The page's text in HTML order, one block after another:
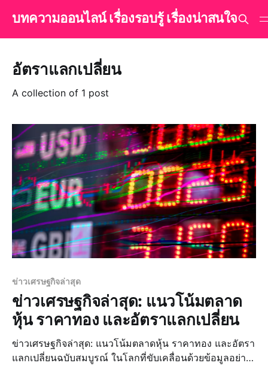
บทความออนไลน์ เรื่องรอบรู้ เรื่องน่าสนใจ
อัตราแลกเปลี่ยน
A collection of 1 post
ข่าวเศรษฐกิจล่าสุด
ข่าวเศรษฐกิจล่าสุด: แนวโน้มตลาด
หุ้น ราคาทอง และอัตราแลกเปลี่ยน
ข่าวเศรษฐกิจล่าสุด: แนวโน้มตลาดหุ้น ราคาทอง และอัตรา
แลกเปลี่ยนฉบับสมบูรณ์ ในโลกที่ขับเคลื่อนด้วยข้อมูลอย่าง